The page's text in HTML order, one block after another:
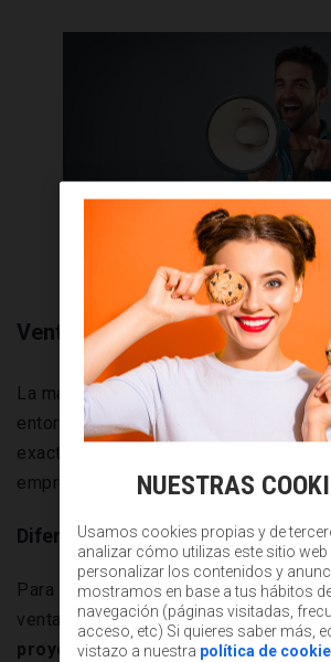
Ventajas
La marca personal cuenta con mucha
entorno profesional, pero ¿qué
exactamente desarrollar este tipo de
empresario?
Diferencia de la competencia
Para los autónomos, la marca
ventaja respecto a los competidores
proyecta quiénes son y cómo
NUESTRAS
Usamos cookies propias y de
analizar cómo utilizas este sitio web
personalizar los contenidos y
mostramos en base a tus hábitos
navegación (páginas visitadas,
acceso, etc) Si quieres saber más,
vistazo a nuestra política de